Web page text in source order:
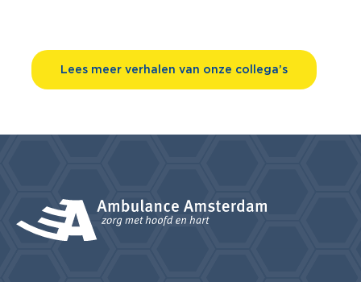
Lees meer verhalen van onze collega’s